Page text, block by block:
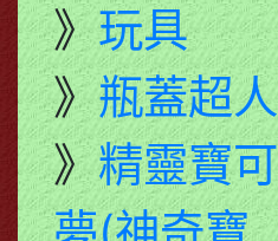
》玩具
》瓶蓋超人
》精靈寶可